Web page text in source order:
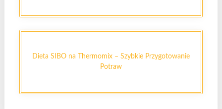
Dieta SIBO na Thermomix – Szybkie Przygotowanie
Potraw